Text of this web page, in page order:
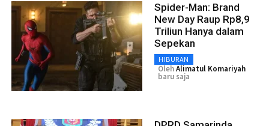
Spider-Man: Brand
New Day Raup Rp8,9
Triliun Hanya dalam
Sepekan
HIBURAN
OlehAlimatul Komariyah
baru saja